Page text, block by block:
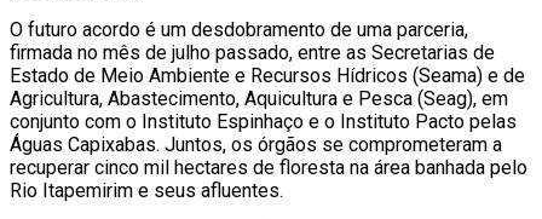
O futuro acordo é um desdobramento de uma parceria,
firmada no mês de julho passado, entre as Secretarias de
Estado de Meio Ambiente e Recursos Hídricos (Seama) e de
Agricultura, Abastecimento, Aquicultura e Pesca (Seag), em
conjunto com o Instituto Espinhaço e o Instituto Pacto pelas
Águas Capixabas. Juntos, os órgãos se comprometeram a
recuperar cinco mil hectares de floresta na área banhada pelo
Rio Itapemirim e seus afluentes.